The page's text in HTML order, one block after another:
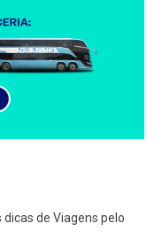
de Viagens pelo